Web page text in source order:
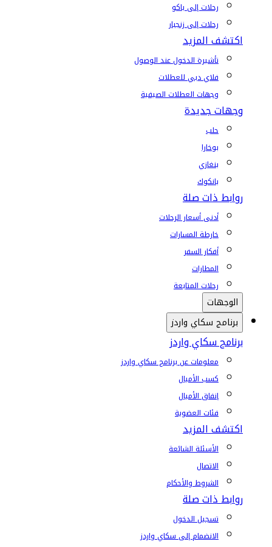
رحلات إلى باكو
رحلات إلى زنجبار
اكتشف المزيد
تأشيرة الدخول عند الوصول
فلاي دبي للعطلات
وجهات العطلات الصيفية
وجهات جديدة
حلب
بوخارا
بنغازي
بانكوك
روابط ذات صلة
أدنى أسعار الرحلات
خارطة المسارات
أفكار السفر
المطارات
رحلات المتابعة
الوجهات
برنامج سكاي واردز
برنامج سكاي واردز
معلومات عن برنامج سكاي واردز
كسب الأميال
إنفاق الأميال
فئات العضوية
اكتشف المزيد
الأسئلة الشائعة
الاتصال
الشروط والأحكام
روابط ذات صلة
تسجيل الدخول
الانضمام إلى سكاي واردز